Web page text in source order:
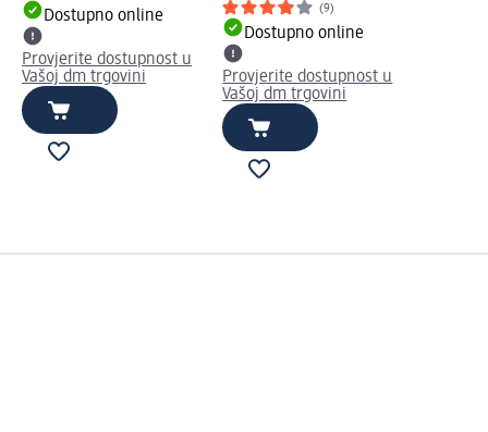
Dostupno online
Provjerite dostupnost u
Vašoj dm trgovini
(9)
Dostupno online
Provjerite dostupnost u
Vašoj dm trgovini